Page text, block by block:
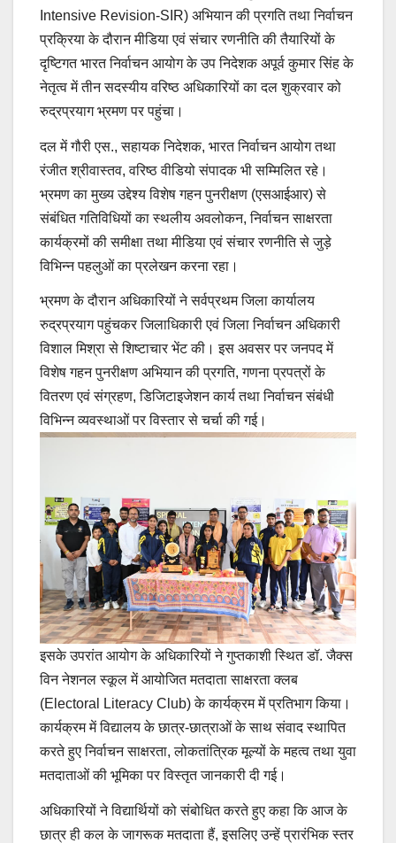
Intensive Revision-SIR) अभियान की प्रगति तथा निर्वाचन
प्रक्रिया के दौरान मीडिया एवं संचार रणनीति की तैयारियों के
दृष्टिगत भारत निर्वाचन आयोग के उप निदेशक अपूर्व कुमार सिंह के
नेतृत्व में तीन सदस्यीय वरिष्ठ अधिकारियों का दल शुक्रवार को
रुद्रप्रयाग भ्रमण पर पहुंचा।
दल में गौरी एस., सहायक निदेशक, भारत निर्वाचन आयोग तथा
रंजीत श्रीवास्तव, वरिष्ठ वीडियो संपादक भी सम्मिलित रहे।
भ्रमण का मुख्य उद्देश्य विशेष गहन पुनरीक्षण (एसआईआर) से
संबंधित गतिविधियों का स्थलीय अवलोकन, निर्वाचन साक्षरता
कार्यक्रमों की समीक्षा तथा मीडिया एवं संचार रणनीति से जुड़े
विभिन्न पहलुओं का प्रलेखन करना रहा।
भ्रमण के दौरान अधिकारियों ने सर्वप्रथम जिला कार्यालय
रुद्रप्रयाग पहुंचकर जिलाधिकारी एवं जिला निर्वाचन अधिकारी
विशाल मिश्रा से शिष्टाचार भेंट की। इस अवसर पर जनपद में
विशेष गहन पुनरीक्षण अभियान की प्रगति, गणना प्रपत्रों के
वितरण एवं संग्रहण, डिजिटाइजेशन कार्य तथा निर्वाचन संबंधी
विभिन्न व्यवस्थाओं पर विस्तार से चर्चा की गई।
इसके उपरांत आयोग के अधिकारियों ने गुप्तकाशी स्थित डॉ. जैक्स
विन नेशनल स्कूल में आयोजित मतदाता साक्षरता क्लब
(Electoral Literacy Club) के कार्यक्रम में प्रतिभाग किया।
कार्यक्रम में विद्यालय के छात्र-छात्राओं के साथ संवाद स्थापित
करते हुए निर्वाचन साक्षरता, लोकतांत्रिक मूल्यों के महत्व तथा युवा
मतदाताओं की भूमिका पर विस्तृत जानकारी दी गई।
अधिकारियों ने विद्यार्थियों को संबोधित करते हुए कहा कि आज के
छात्र ही कल के जागरूक मतदाता हैं, इसलिए उन्हें प्रारंभिक स्तर